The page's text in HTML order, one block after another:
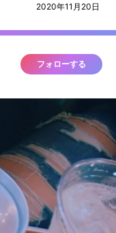
2020年11月20日
フォローする